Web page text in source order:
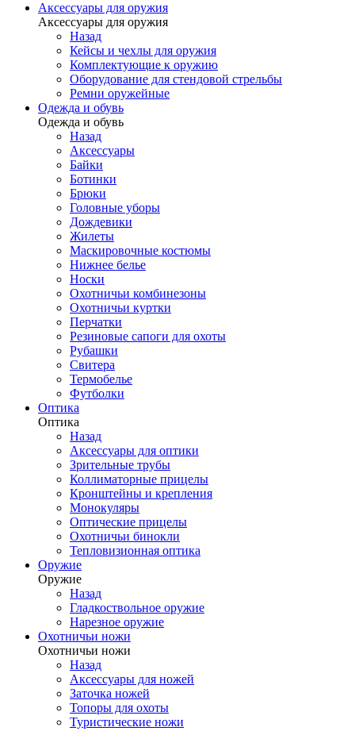
Аксессуары для оружия
Аксессуары для оружия
Назад
Кейсы и чехлы для оружия
Комплектующие к оружию
Оборудование для стендовой стрельбы
Ремни оружейные
Одежда и обувь
Одежда и обувь
Назад
Аксессуары
Байки
Ботинки
Брюки
Головные уборы
Дождевики
Жилеты
Маскировочные костюмы
Нижнее белье
Носки
Охотничьи комбинезоны
Охотничьи куртки
Перчатки
Резиновые сапоги для охоты
Рубашки
Свитера
Термобелье
Футболки
Оптика
Оптика
Назад
Аксессуары для оптики
Зрительные трубы
Коллиматорные прицелы
Кронштейны и крепления
Монокуляры
Оптические прицелы
Охотничьи бинокли
Тепловизионная оптика
Оружие
Оружие
Назад
Гладкоствольное оружие
Нарезное оружие
Охотничьи ножи
Охотничьи ножи
Назад
Аксессуары для ножей
Заточка ножей
Топоры для охоты
Туристические ножи